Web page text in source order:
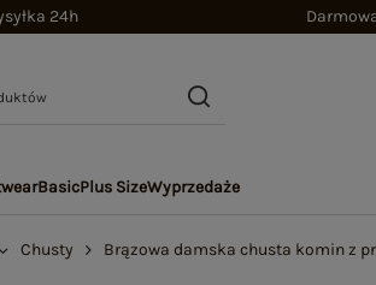
24h
BasicPlus SizeWyprzedaże
Chusty Brązowa damska chusta komin z